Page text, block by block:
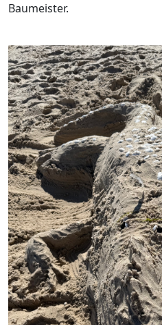
Baumeister.